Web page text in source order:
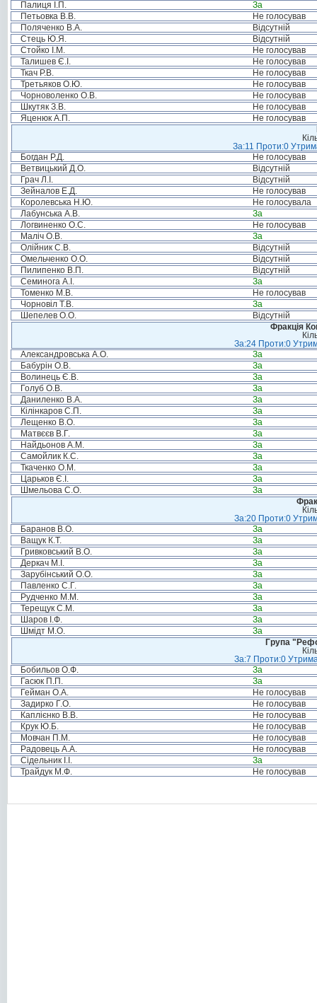
Палиця І.П.
За
Петьовка В.В.
Не голосував
Поляченко В.А.
Відсутній
Стець Ю.Я.
Відсутній
Стойко І.М.
Не голосував
Талишев Є.І.
Не голосував
Ткач Р.В.
Не голосував
Третьяков О.Ю.
Не голосував
Чорноволенко О.В.
Не голосував
Шкутяк З.В.
Не голосував
Яценюк А.П.
Не голосував
За:11 Проти:0
Богдан Р.Д.
Не голосував
Ветвицький Д.О.
Відсутній
Грач Л.І.
Відсутній
Зейналов Е.Д.
Не голосував
Королевська Н.Ю.
Не голосувала
Лабунська А.В.
За
Логвиненко О.С.
Не голосував
Маліч О.В.
За
Олійник С.В.
Відсутній
Омельченко О.О.
Відсутній
Пилипенко В.П.
Відсутній
Семинога А.І.
За
Томенко М.В.
Не голосував
Чорновіл Т.В.
За
Шепелев О.О.
Відсутній
Фракція
За:24 Проти:0
Александровська А.О.
За
Бабурін О.В.
За
Волинець Є.В.
За
Голуб О.В.
За
Даниленко В.А.
За
Кілінкаров С.П.
За
Лещенко В.О.
За
Матвєєв В.Г.
За
Найдьонов А.М.
За
Самойлик К.С.
За
Ткаченко О.М.
За
Царьков Є.І.
За
Шмельова С.О.
За
За:20 Проти:0
Баранов В.О.
За
Ващук К.Т.
За
Гривковський В.О.
За
Деркач М.І.
За
Зарубінський О.О.
За
Павленко С.Г.
За
Рудченко М.М.
За
Терещук С.М.
За
Шаров І.Ф.
За
Шмідт М.О.
За
Група
За:7 Проти:0
Бобильов О.Ф.
За
Гасюк П.П.
За
Гейман О.А.
Не голосував
Задирко Г.О.
Не голосував
Каплієнко В.В.
Не голосував
Крук Ю.Б.
Не голосував
Мовчан П.М.
Не голосував
Радовець А.А.
Не голосував
Сідельник І.І.
За
Трайдук М.Ф.
Не голосував